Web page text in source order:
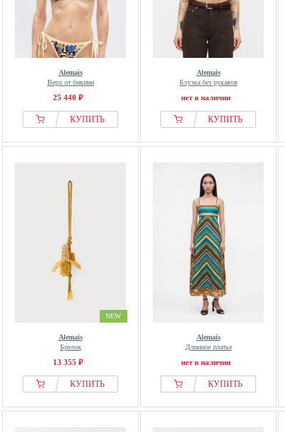
Alemais
Верх от бикини
25 440 ₽
КУПИТЬ
Alemais
Блузка без рукавов
нет в наличии
КУПИТЬ
NEW
Alemais
Брелок
13 355 ₽
КУПИТЬ
Alemais
Длинное платье
нет в наличии
КУПИТЬ